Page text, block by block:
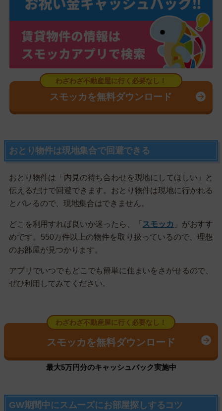
スモッカを無料ダウンロード
おとり物件は現地集合で回避できる
おとり物件は「内見の待ち合わせを現地にしてほしい」と
伝えるだけで回避できます。おとり物件は現地に行かれる
とバレるので、現地集合はできません。
どこを利用すれば良いか迷ったら、「 スモッカ 」がおすす
めです。550万件以上の物件を取り扱っているので、理想
のお部屋が見つかります。
アプリでいつでもどこでも簡単に住まいをさがせるので、
ぜひ利用してみてください。
わざわざ不動産屋に行く必要なし！
スモッカを無料ダウンロード
最大5万円分のキャッシュバック実施中
GW期間中にスムーズにお部屋探しするコツ